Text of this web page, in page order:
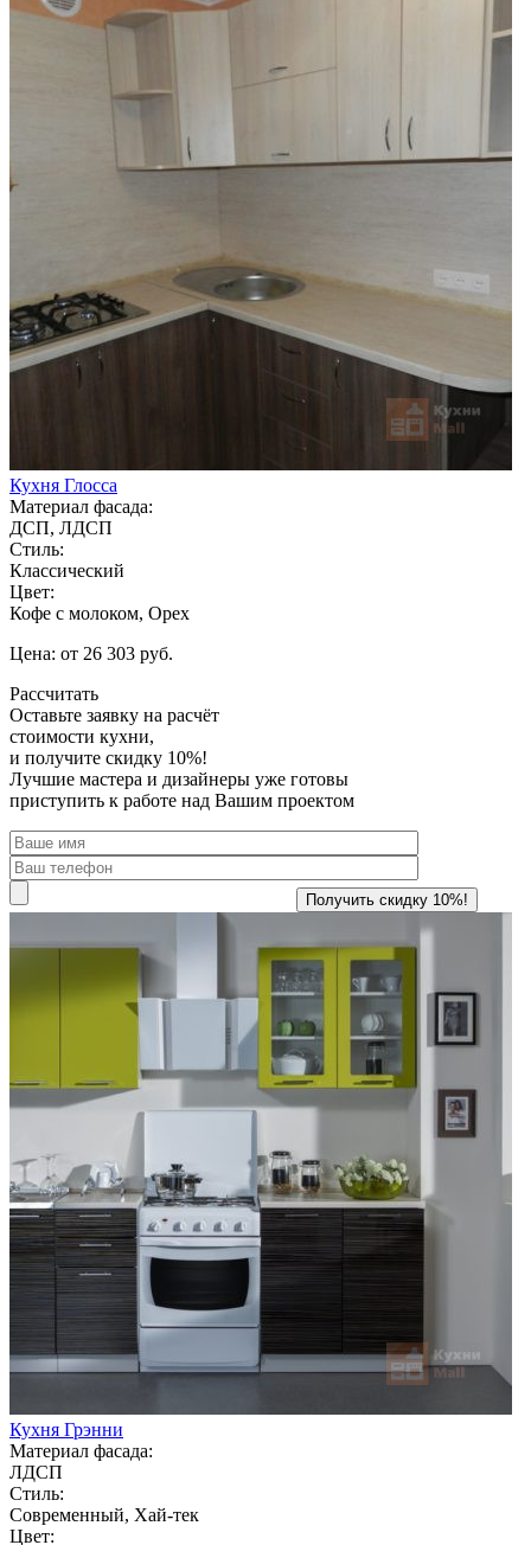
Кухня Глосса
Материал фасада:
ДСП, ЛДСП
Стиль:
Классический
Цвет:
Кофе с молоком, Орех
Цена: от 26 303 руб.
Рассчитать
Оставьте заявку на расчёт
стоимости кухни,
и получите скидку 10%!
Лучшие мастера и дизайнеры уже готовы
приступить к работе над Вашим проектом
Кухня Грэнни
Материал фасада:
ЛДСП
Стиль:
Современный, Хай-тек
Цвет: